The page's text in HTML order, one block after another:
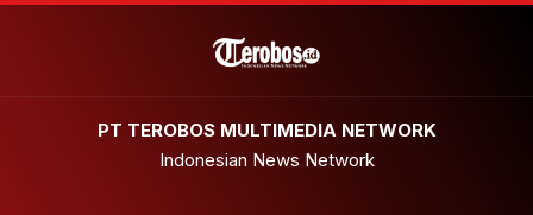
PT TEROBOS MULTIMEDIA NETWORK
Indonesian News Network